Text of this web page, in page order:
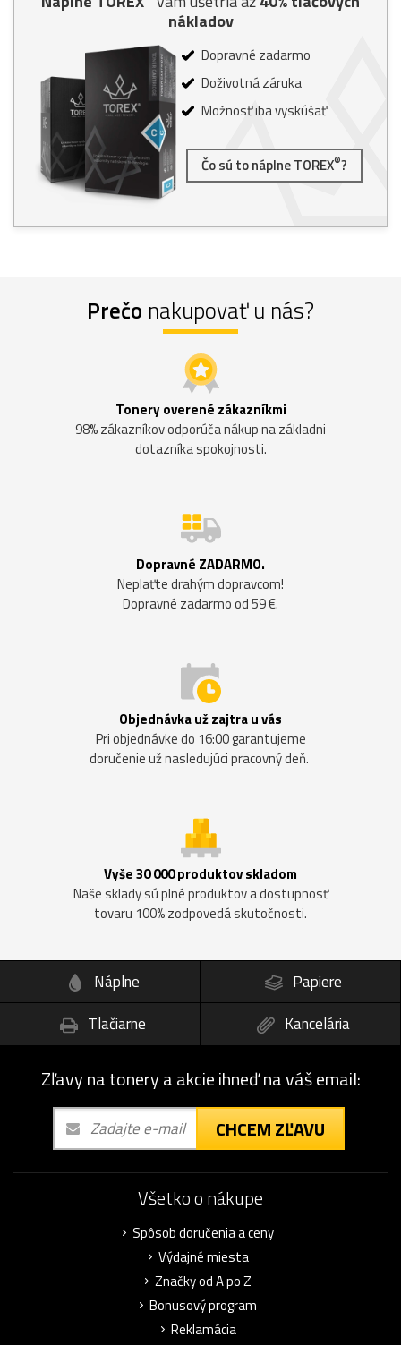
nákladov
Dopravné zadarmo
Doživotná záruka
Možnosť iba vyskúšať
Čo sú to náplne TOREX®?
Prečo nakupovať u nás?
Tonery overené zákazníkmi
98% zákazníkov odporúča nákup na základni
dotazníka spokojnosti.
Dopravné ZADARMO.
Neplaťte drahým dopravcom!
Dopravné zadarmo od 59 €.
Objednávka už zajtra u vás
Pri objednávke do 16:00 garantujeme
doručenie už nasledujúci pracovný deň.
Vyše 30 000 produktov skladom
Naše sklady sú plné produktov a dostupnosť
tovaru 100% zodpovedá skutočnosti.
Náplne
Papiere
Tlačiarne
Kancelária
Zľavy na tonery a akcie ihneď na váš email:
CHCEM ZĽAVU
Všetko o nákupe
Spôsob doručenia a ceny
Výdajné miesta
Značky od A po Z
Bonusový program
Reklamácia